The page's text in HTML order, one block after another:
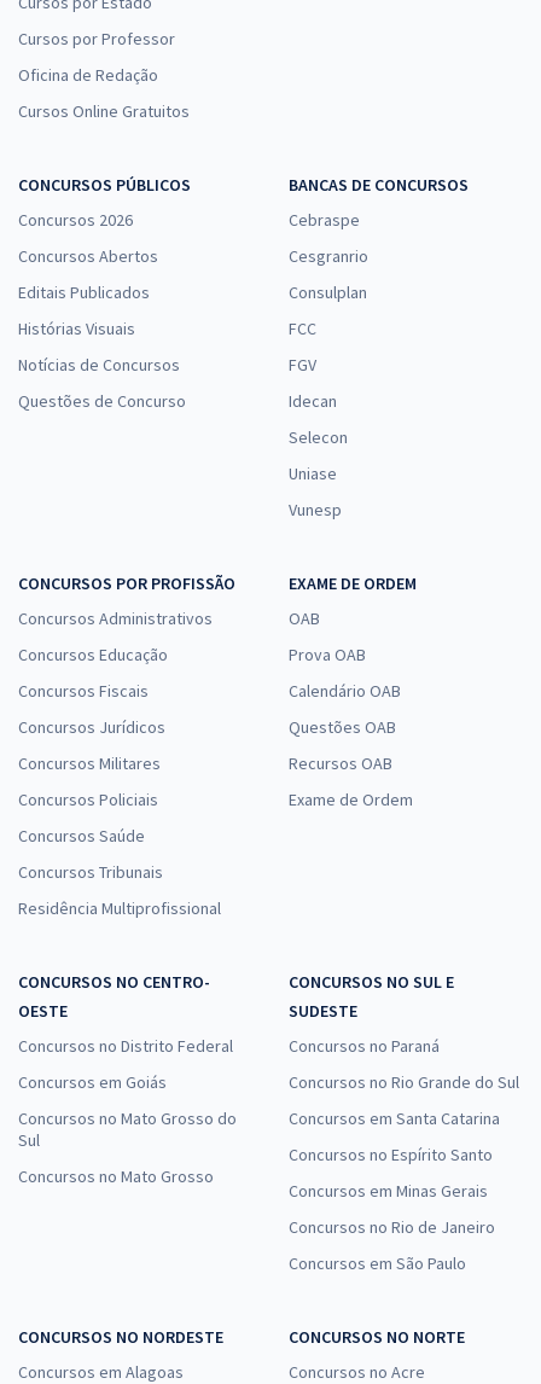
Cursos por Professor
Oficina de Redação
Cursos Online Gratuitos
CONCURSOS PÚBLICOS
Concursos 2026
Concursos Abertos
Editais Publicados
Histórias Visuais
Notícias de Concursos
Questões de Concurso
BANCAS DE CONCURSOS
Cebraspe
Cesgranrio
Consulplan
FCC
FGV
Idecan
Selecon
Uniase
Vunesp
CONCURSOS POR PROFISSÃO
Concursos Administrativos
Concursos Educação
Concursos Fiscais
Concursos Jurídicos
Concursos Militares
Concursos Policiais
Concursos Saúde
Concursos Tribunais
Residência Multiprofissional
EXAME DE ORDEM
OAB
Prova OAB
Calendário OAB
Questões OAB
Recursos OAB
Exame de Ordem
CONCURSOS NO CENTRO-
OESTE
Concursos no Distrito Federal
Concursos em Goiás
Concursos no Mato Grosso do
Sul
Concursos no Mato Grosso
CONCURSOS NO SUL E
SUDESTE
Concursos no Paraná
Concursos no Rio Grande do Sul
Concursos em Santa Catarina
Concursos no Espírito Santo
Concursos em Minas Gerais
Concursos no Rio de Janeiro
Concursos em São Paulo
CONCURSOS NO NORDESTE
Concursos em Alagoas
CONCURSOS NO NORTE
Concursos no Acre